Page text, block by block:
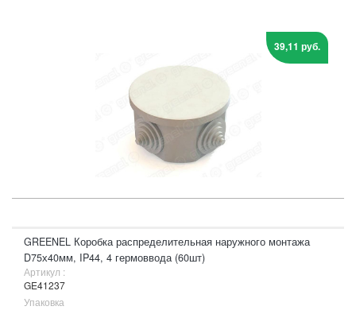
39,11 руб.
GREENEL Коробка распределительная наружного монтажа
D75х40мм, IP44, 4 гермоввода (60шт)
Артикул :
GE41237
Упаковка